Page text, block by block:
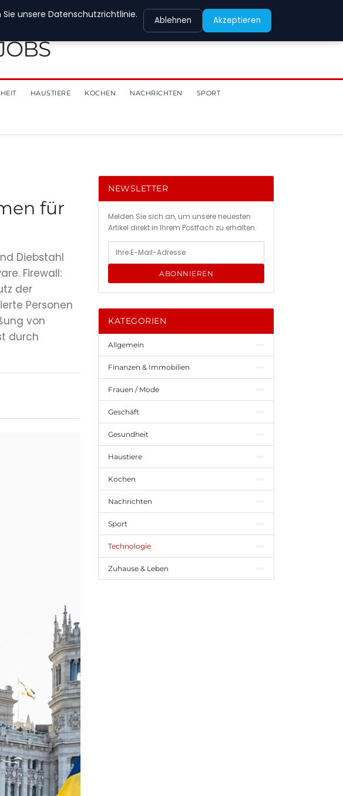
HAUSTIERE KOCHEN NACHRICHTEN SPORT
für
Diebstahl
Firewall:
der
Personen
von
durch
NEWSLETTER
Melden Sie sich an, um unsere neuesten
Artikel direkt in Ihrem Postfach zu erhalten.
ABONNIEREN
KATEGORIEN
Allgemein
Finanzen & Immobilien
Frauen / Mode
Geschäft
Gesundheit
Haustiere
Kochen
Nachrichten
Sport
Technologie
Zuhause & Leben
unsere Datenschutzrichtlinie.
Ablehnen Akzeptieren